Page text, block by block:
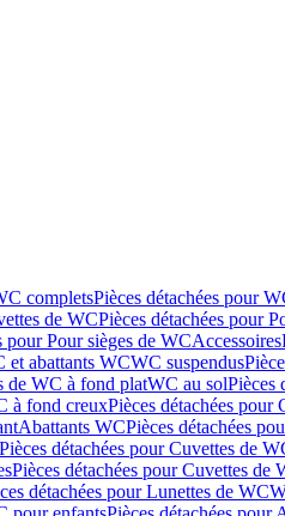
completsPièces détachées pour
de WCPièces détachées pour
pour Pour sièges de WCAccessoires
et abattants WCWC suspendus
de WC à fond platWC au solPièces
à fond creuxPièces détachées
Abattants WCPièces détachées
Pièces détachées pour Cuvettes de
Pièces détachées pour Cuvettes de
détachées pour Lunettes de WC